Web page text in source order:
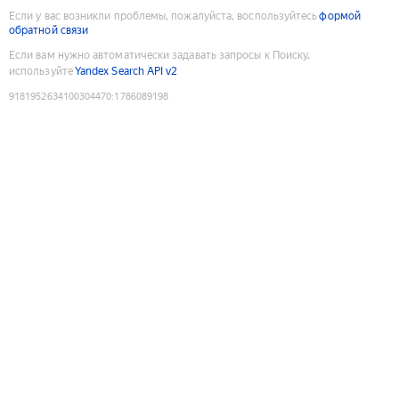
Если у вас возникли проблемы, пожалуйста, воспользуйтесьформой
обратной связи
Если вам нужно автоматически задавать запросы к Поиску,
используйтеYandex Search API v2
9181952634100304470:1786089198